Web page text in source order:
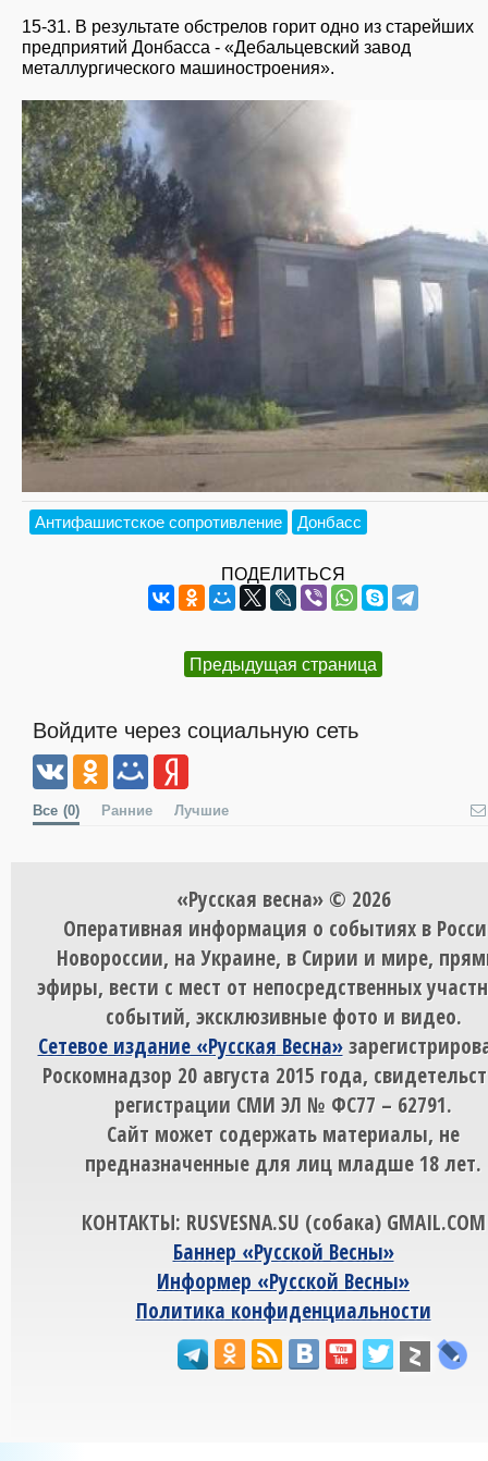
15-31. В результате обстрелов горит одно из старейших
предприятий Донбасса - «Дебальцевский завод
металлургического машиностроения».
Антифашистское сопротивление Донбасс
ПОДЕЛИТЬСЯ
Предыдущая страница
Войдите через социальную сеть
Все (0) Ранние Лучшие
«Русская весна» © 2026
Оперативная информация о событиях в
Новороссии, на Украине, в Сирии и мире,
эфиры, вести с мест от непосредственных
событий, эксклюзивные фото и видео.
Сетевое издание «Русская Весна»
Роскомнадзор 20 августа 2015 года,
регистрации СМИ ЭЛ № ФС77 – 62791.
Сайт может содержать материалы, не
предназначенные для лиц младше 18 лет.
КОНТАКТЫ: RUSVESNA.SU (собака) GMAIL.COM
Баннер «Русской Весны»
Информер «Русской Весны»
Политика конфиденциальности